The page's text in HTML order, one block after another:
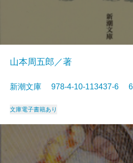
山本周五郎／著
新潮文庫 978-4-10-113437-6
文庫電子書籍あり